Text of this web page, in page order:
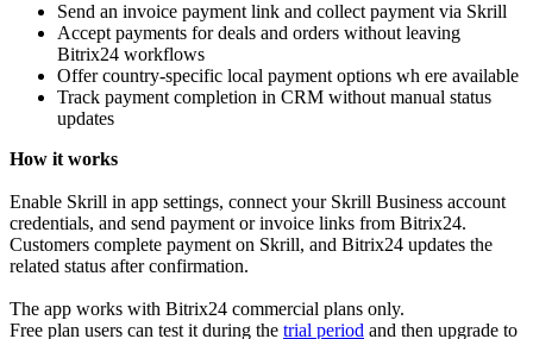
Send an invoice payment link and collect payment via Skrill
Accept payments for deals and orders without leaving
Bitrix24 workflows
Offer country-specific local payment options wh ere available
Track payment completion in CRM without manual status
updates
How it works
Enable Skrill in app settings, connect your Skrill Business account
credentials, and send payment or invoice links from Bitrix24.
Customers complete payment on Skrill, and Bitrix24 updates the
related status after confirmation.
The app works with Bitrix24 commercial plans only.
Free plan users can test it during the trial period and then upgrade to